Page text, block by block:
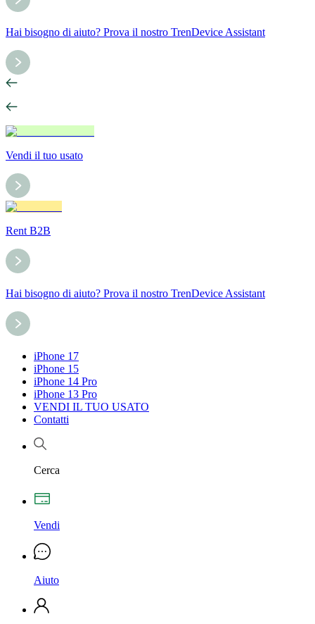
Hai bisogno di aiuto? Prova il nostro TrenDevice Assistant
Vendi il tuo usato
Rent B2B
Hai bisogno di aiuto? Prova il nostro TrenDevice Assistant
iPhone 17
iPhone 15
iPhone 14 Pro
iPhone 13 Pro
VENDI IL TUO USATO
Contatti
Cerca
Vendi
Aiuto